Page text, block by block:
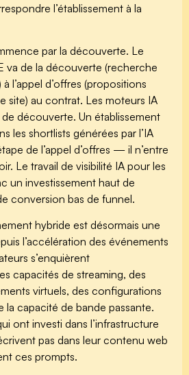
l’établissement à la
par la découverte. Le
va de la découverte (recherche
l’appel d’offres (propositions
site) au contrat. Les moteurs IA
découverte. Un établissement
les shortlists générées par l’IA
de l’appel d’offres — il n’entre
Le travail de visibilité IA pour les
un investissement haut de
conversion bas de funnel.
hybride est désormais une
l’accélération des événements
s’enquièrent
capacités de streaming, des
virtuels, des configurations
la capacité de bande passante.
ont investi dans l’infrastructure
pas dans leur contenu web
ces prompts.